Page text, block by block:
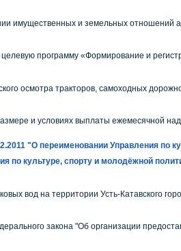
имущественных и земельных отношений
программу «Формирование и
осмотра тракторов, самоходных
и условиях выплаты ежемесячной
"О переименовании Управления по
по культуре, спорту и молодёжной
вод на территории Усть-Катавского
закона "Об организации